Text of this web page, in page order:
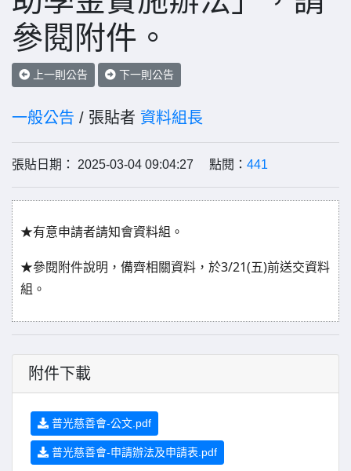
參閱附件。
上一則公告 下一則公告
一般公告 / 張貼者 資料組長
張貼日期： 2025-03-04 09:04:27 點閱： 441
★有意申請者請知會資料組。
★參閱附件說明，備齊相關資料，於3/21(五)前送交資料
組。
附件下載
普光慈善會-公文.pdf
普光慈善會-申請辦法及申請表.pdf